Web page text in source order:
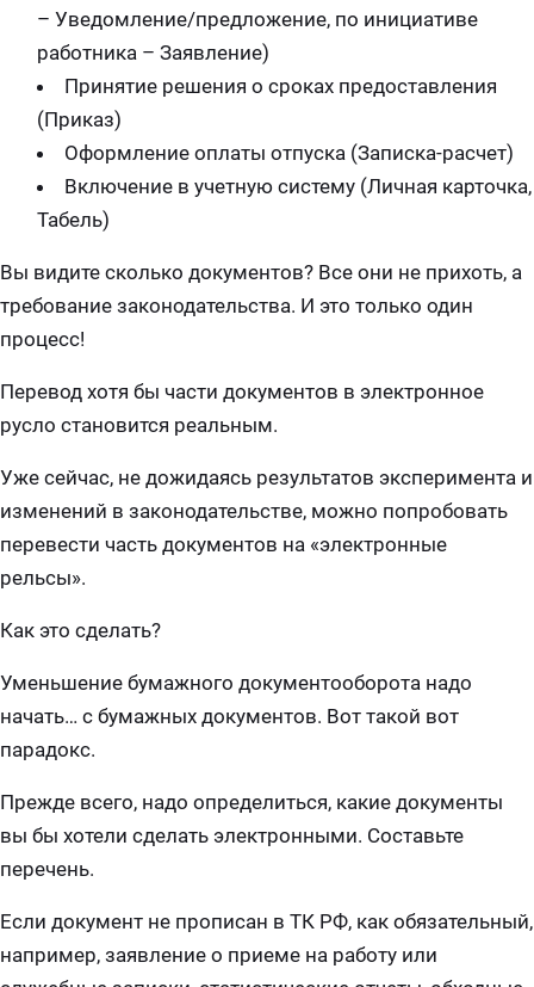
– Уведомление/предложение, по инициативе
работника – Заявление)
Принятие решения о сроках предоставления
(Приказ)
Оформление оплаты отпуска (Записка-расчет)
Включение в учетную систему (Личная карточка,
Табель)
Вы видите сколько документов? Все они не прихоть, а
требование законодательства. И это только один
процесс!
Перевод хотя бы части документов в электронное
русло становится реальным.
Уже сейчас, не дожидаясь результатов эксперимента и
изменений в законодательстве, можно попробовать
перевести часть документов на «электронные
рельсы».
Как это сделать?
Уменьшение бумажного документооборота надо
начать… с бумажных документов. Вот такой вот
парадокс.
Прежде всего, надо определиться, какие документы
вы бы хотели сделать электронными. Составьте
перечень.
Если документ не прописан в ТК РФ, как обязательный,
например, заявление о приеме на работу или